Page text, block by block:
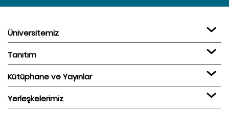
Üniversitemiz
Tanıtım
Kütüphane ve Yayınlar
Yerleşkelerimiz